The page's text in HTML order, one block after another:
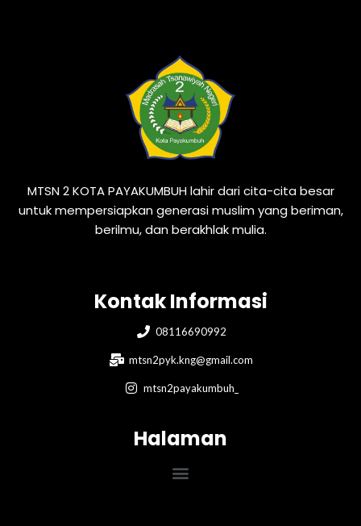
MTSN 2 KOTA PAYAKUMBUH lahir dari cita-cita besar
untuk mempersiapkan generasi muslim yang beriman,
berilmu, dan berakhlak mulia.
Kontak Informasi
08116690992
mtsn2pyk.kng@gmail.com
mtsn2payakumbuh_
Halaman
Menu